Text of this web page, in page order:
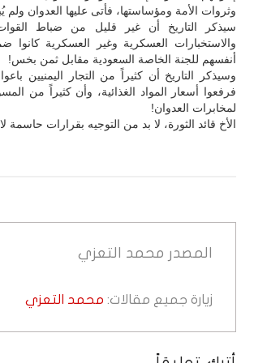
وثروات الأمة ومؤساستها، فأتى عليها العدوان ولم
سيذكر التاريخ أن غير قليل من ضباط
والاستخبارات العسكرية وغير العسكرية كانوا
أنفسهم للجنة الخاصة السعودية مقابل ثمن بخس!
وسيذكر التاريخ أن كثيراً من التجار اليمنيين
فرفعوا أسعار المواد الغذائية، وأن كثيراً من
لمخابرات العدوان!
الأخ قائد الثورة، لا بد من التوجيه بقرارات حاسمة
المصدر محمد التعزي
زيارة جميع مقالات: محمد التعزي